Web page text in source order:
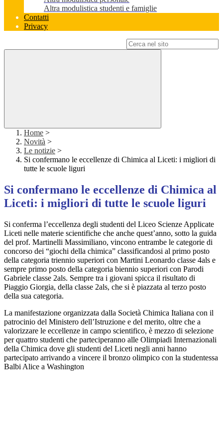
Altra modulistica studenti e famiglie
Contatti
Privacy
Home >
Novità >
Le notizie >
Si confermano le eccellenze di Chimica al Liceti: i migliori di
tutte le scuole liguri
Si confermano le eccellenze di Chimica al
Liceti: i migliori di tutte le scuole liguri
Si conferma l’eccellenza degli studenti del Liceo Scienze Applicate
Liceti nelle materie scientifiche che anche quest’anno, sotto la guida
del prof. Martinelli Massimiliano, vincono entrambe le categorie di
concorso dei “giochi della chimica” classificandosi al primo posto
della categoria triennio superiori con Martini Leonardo classe 4als e
sempre primo posto della categoria biennio superiori con Parodi
Gabriele classe 2als. Sempre tra i giovani spicca il risultato di
Piaggio Giorgia, della classe 2als, che si è piazzata al terzo posto
della sua categoria.
La manifestazione organizzata dalla Società Chimica Italiana con il
patrocinio del Ministero dell’Istruzione e del merito, oltre che a
valorizzare le eccellenze in campo scientifico, è mezzo di selezione
per quattro studenti che parteciperanno alle Olimpiadi Internazionali
della Chimica dove gli studenti del Liceti negli anni hanno
partecipato arrivando a vincere il bronzo olimpico con la studentessa
Balbi Alice a Washington